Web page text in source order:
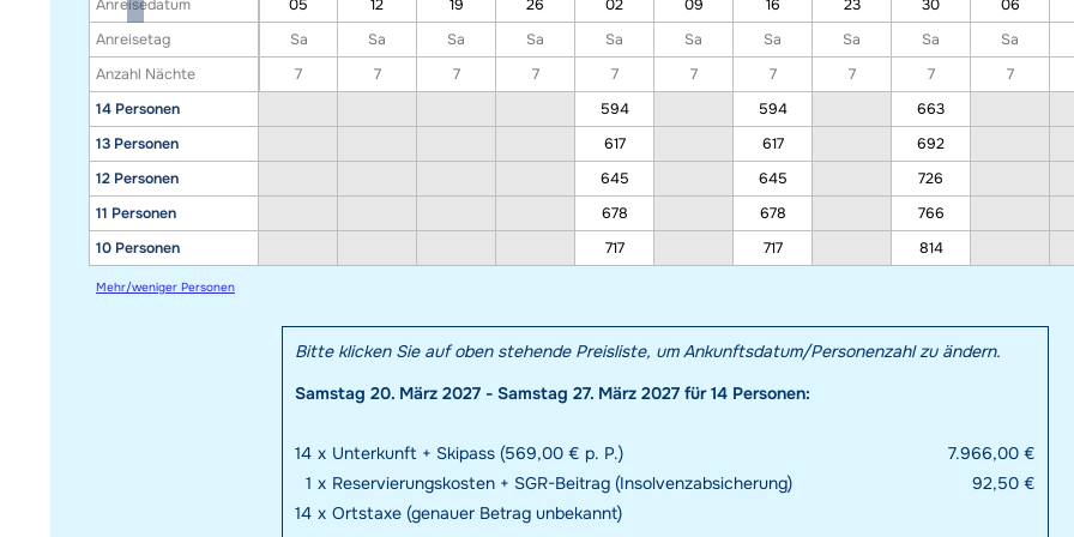
Anreisedatum
Anreisetag
Anzahl Nächte
14 Personen
13 Personen
12 Personen
11 Personen
10 Personen
05 12 19 26 02 09 16 23 30 06
Sa
Sa Sa Sa Sa Sa Sa Sa Sa Sa
7
7 7 7 7 7 7 7 7 7
594
594 663
617
617 692
645
645 726
678
678 766
717
717 814
Mehr/weniger Personen
Bitte klicken Sie auf oben stehende Preisliste, um Ankunftsdatum/Personenzahl zu ändern.
Samstag 20. März 2027 - Samstag 27. März 2027 für 14 Personen:
14 x Unterkunft + Skipass (569,00 € p. P.)
7.966,00 €
1 x Reservierungskosten + SGR-Beitrag (Insolvenzabsicherung)
92,50 €
14 x Ortstaxe (genauer Betrag unbekannt)